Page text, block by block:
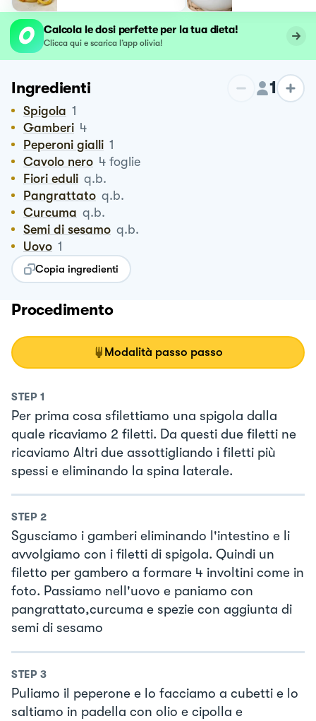
Calcola le dosi perfette per la tua dieta!
Clicca qui e scarica l’app olivia!
Ingredienti 1
Spigola 1
Gamberi 4
Peperoni gialli 1
Cavolo nero 4 foglie
Fiori eduli q.b.
Pangrattato q.b.
Curcuma q.b.
Semi di sesamo q.b.
Uovo 1
Copia ingredienti
Procedimento
Modalità passo passo
STEP 1
Per prima cosa sfilettiamo una spigola dalla
quale ricaviamo 2 filetti. Da questi due filetti ne
ricaviamo Altri due assottigliando i filetti più
spessi e eliminando la spina laterale.
STEP 2
Sgusciamo i gamberi eliminando l'intestino e li
avvolgiamo con i filetti di spigola. Quindi un
filetto per gambero a formare 4 involtini come in
foto. Passiamo nell'uovo e paniamo con
pangrattato,curcuma e spezie con aggiunta di
semi di sesamo
STEP 3
Puliamo il peperone e lo facciamo a cubetti e lo
saltiamo in padella con olio e cipolla e